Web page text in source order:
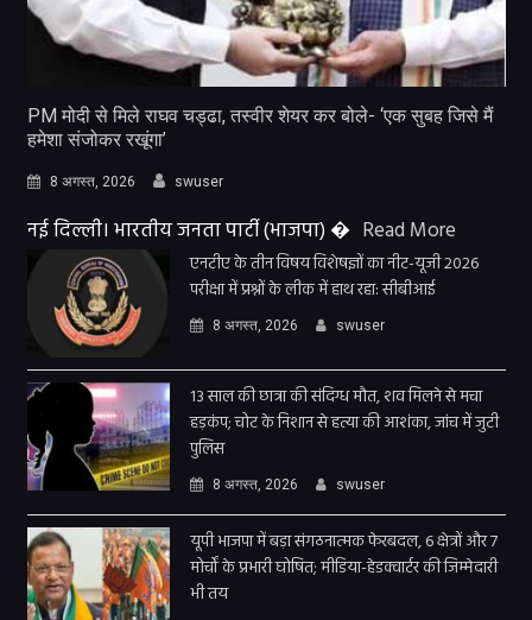
PM मोदी से मिले राघव चड्ढा, तस्वीर शेयर कर बोले- ‘एक सुबह जिसे मैं
हमेशा संजोकर रखूंगा’
8 अगस्त, 2026 swuser
नई दिल्ली। भारतीय जनता पार्टी (भाजपा) � Read More
एनटीए के तीन विषय विशेषज्ञों का नीट-यूजी 2026
परीक्षा में प्रश्नों के लीक में हाथ रहा: सीबीआई
8 अगस्त, 2026 swuser
13 साल की छात्रा की संदिग्ध मौत, शव मिलने से मचा
हड़कंप; चोट के निशान से हत्या की आशंका, जांच में जुटी
पुलिस
8 अगस्त, 2026 swuser
यूपी भाजपा में बड़ा संगठनात्मक फेरबदल, 6 क्षेत्रों और 7
मोर्चों के प्रभारी घोषित; मीडिया-हेडक्वार्टर की जिम्मेदारी
भी तय